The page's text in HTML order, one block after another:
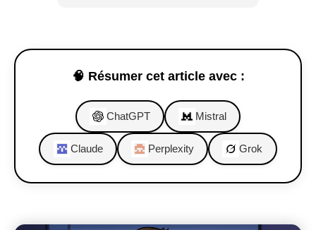
🧠 Résumer cet article avec :
ChatGPT Mistral
Claude Perplexity Grok